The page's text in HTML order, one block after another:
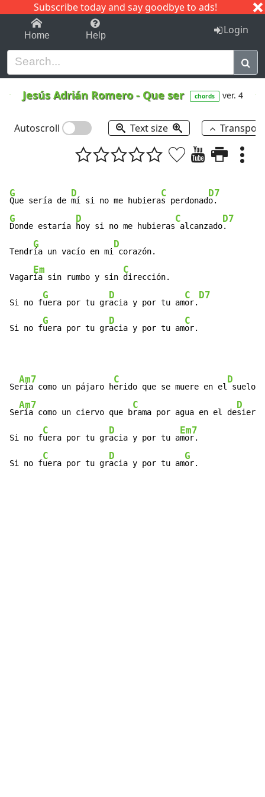
Subscribe today and say goodbye to ads!
1-9 C I J
Home Help Login
Jesús Adrián Romero- Que ser chords ver. 4
Autoscroll Text size
G
Que sería de
D
mí si no me hubiera
C
s perdonad
D7
G
Donde estaría
D
hoy si no me hubieras
C
alcanzado
D7
.
Tendr
G
ía un vacío en mi
D
corazón.
Vagar
Em
ía sin rumbo y sin
C
dirección.
Si no f
G
uera por tu gr
D
acia y por tu am
C
or.
D7
Si no f
G
uera por tu gr
D
acia y por tu am
C
or.
Se
Am7
ría como un pájaro h
C
erido que se muere en el
D
suelo.
Se
Am7
ría como un ciervo que b
C
rama por agua en el de
D
Si no f
C
uera por tu gr
D
acia y por tu a
Em7
mor.
Si no f
C
uera por tu gr
D
acia y por tu am
G
or.